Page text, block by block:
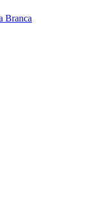
Branca